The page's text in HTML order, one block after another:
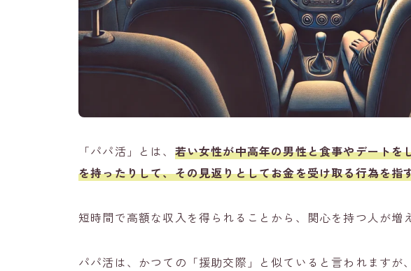
「パパ活」とは、 若い女性が中高年の男性と食事やデートを
を持ったりして、その見返りとしてお金を受け取る行為を指
短時間で高額な収入を得られることから、関心を持つ人が増
パパ活は、かつての「援助交際」と似ていると言われますが